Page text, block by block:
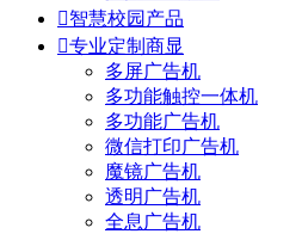
智慧校园产品
专业定制商显
多屏广告机
多功能触控一体机
多功能广告机
微信打印广告机
魔镜广告机
透明广告机
全息广告机